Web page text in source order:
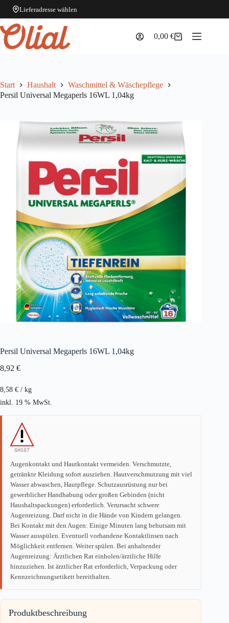
Lieferadresse wählen
Zum
Inhalt
springen
Warenkorb
0,00€
Start Haushalt
Waschmittel & Wäschepflege
Persil Universal Megaperls 16WL 1,04kg
Persil Universal Megaperls 16WL 1,04kg
8,92 €
8,58 € / kg
inkl. 19 % MwSt.
GHS07
Augenkontakt und Hautkontakt vermeiden. Verschmutzte,
getränkte Kleidung sofort ausziehen. Hautverschmutzung mit viel
Wasser abwaschen, Hautpflege. Schutzausrüstung nur bei
gewerblicher Handhabung oder großen Gebinden (nicht
Haushaltspackungen) erforderlich. Verursacht schwere
Augenreizung. Darf nicht in die Hände von Kindern gelangen.
Bei Kontakt mit den Augen: Einige Minuten lang behutsam mit
Wasser ausspülen. Eventuell vorhandene Kontaktlinsen nach
Möglichkeit entfernen. Weiter spülen. Bei anhaltender
Augenreizung: Ärztlichen Rat einholen/ärztliche Hilfe
hinzuziehen. Ist ärztlicher Rat erforderlich, Verpackung oder
Kennzeichnungsetikett bereithalten.
Produktbeschreibung